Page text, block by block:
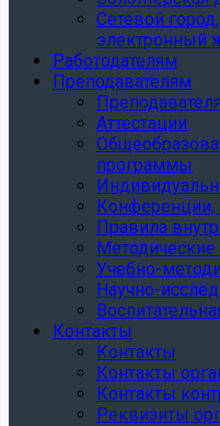
Сетевой
электронный
Работодателям
Преподавателям
Аттестации
программы
Конференции,
Правила
Учебно-
Научно-
Контакты
Контакты
Контакты
Контакты
Реквизиты